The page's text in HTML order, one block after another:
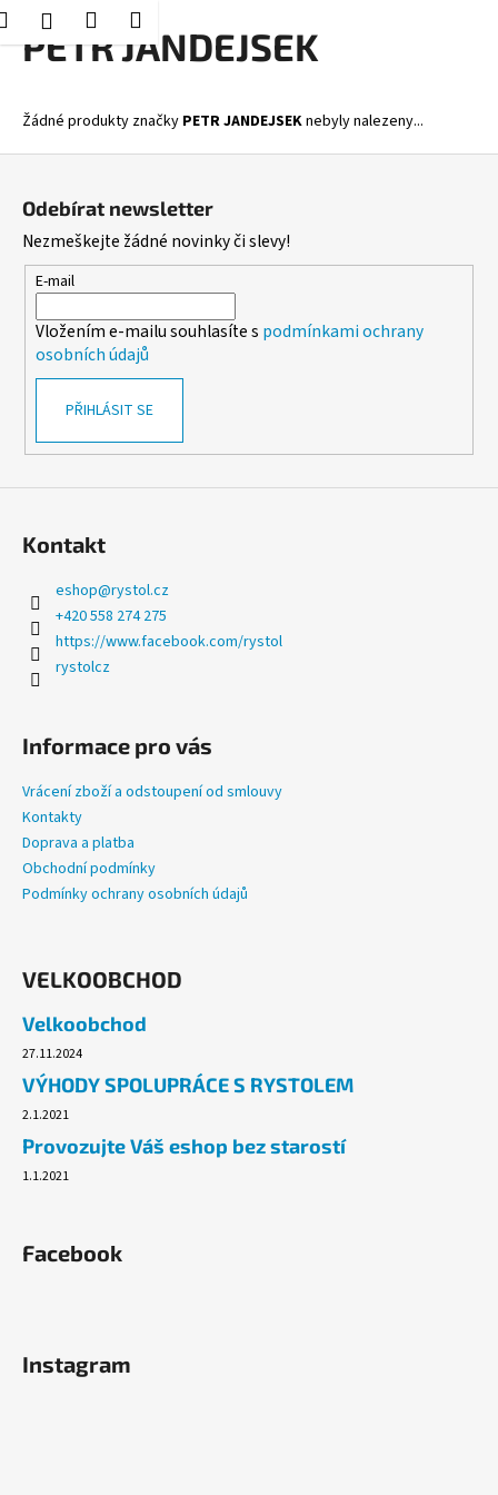
Přejít
HledatPřihlášení
Nákupní
košík
Menu
PETR JANDEJSEK
Žádné produkty značky PETR JANDEJSEKnebyly nalezeny...
K
o
Zpět
Zpět
C
o
o
t
ř
e
b
u
n
j
t
?
HLEDAT
D
o
p
u
u
j
e
m
e
PLYNOVÁ
190G,
PROPICHOVACÍ,
Původně:
Odebírat newsletter
Nezmeškejte žádné novinky či slevy!
E-mail
Vložením e-mailu souhlasíte s podmínkami ochrany
osobních údajů
PŘIHLÁSIT SE
Kontakt
eshop@rystol.cz
+420 558 274 275
https://www.facebook.com/rystol
rystolcz
Informace pro vás
Vrácení zboží a odstoupení od smlouvy
Kontakty
Doprava a platba
Obchodní podmínky
Podmínky ochrany osobních údajů
VELKOOBCHOD
Velkoobchod
27.11.2024
VÝHODY SPOLUPRÁCE S RYSTOLEM
2.1.2021
Provozujte Váš eshop bez starostí
1.1.2021
Facebook
Instagram